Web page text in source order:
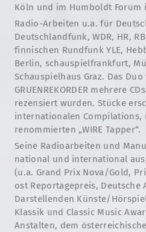
Köln und im Humboldt Forum
Radio-Arbeiten u.a. für
Deutschlandfunk, WDR, HR,
finnischen Rundfunk YLE,
Berlin, schauspielfrankfurt,
Schauspielhaus Graz. Das
GRUENREKORDER mehrere
rezensiert wurden. Stücke
internationalen Compilations,
renommierten „WIRE Tapper“.
Seine Radioarbeiten und
national und international
(u.a. Grand Prix Nova/Gold,
ost Reportagepreis, Deutsche
Darstellenden Künste/
Klassik und Classic Music
Anstalten, dem